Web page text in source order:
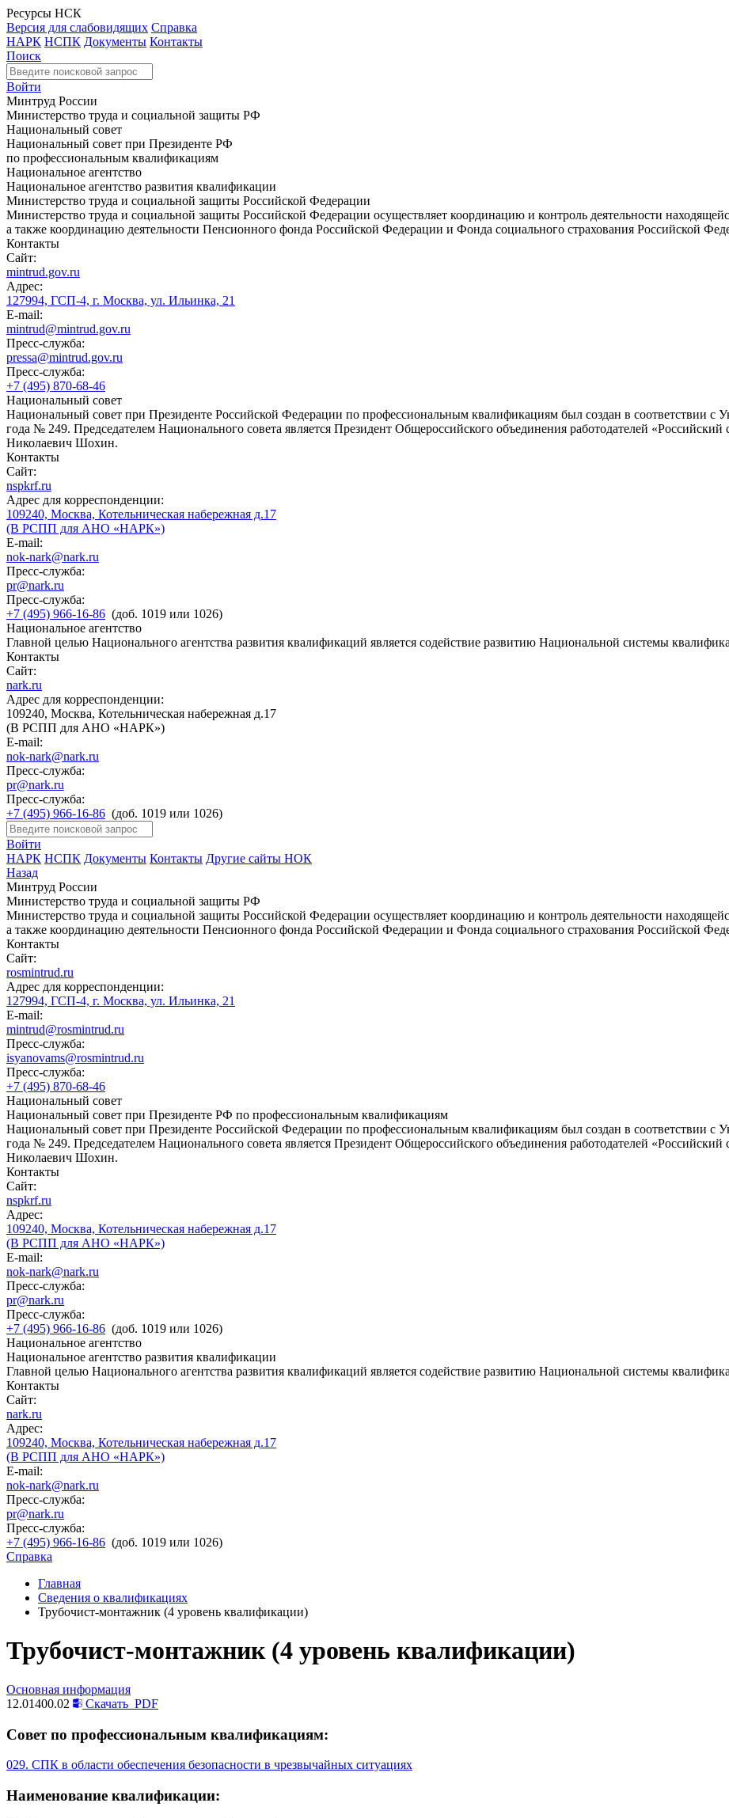
Ресурсы НСК
Версия для слабовидящих Справка
НАРК НСПК Документы Контакты
Поиск
Войти
Минтруд России
Министерство труда и социальной защиты РФ
Национальный совет
Национальный совет при Президенте РФ
по профессиональным квалификациям
Национальное агентство
Национальное агентство развития квалификации
Министерство труда и социальной защиты Российской Федерации
Министерство труда и социальной защиты Российской Федерации осуществляет координацию и контроль деятельности
а также координацию деятельности Пенсионного фонда Российской Федерации и Фонда социального страхования Российской
Контакты
Сайт:
mintrud.gov.ru
Адрес:
127994, ГСП-4, г. Москва, ул. Ильинка, 21
E-mail:
mintrud@mintrud.gov.ru
Пресс-служба:
pressa@mintrud.gov.ru
Пресс-служба:
+7 (495) 870-68-46
Национальный совет
Национальный совет при Президенте Российской Федерации по профессиональным квалификациям был создан в соответствии с
года № 249. Председателем Национального совета является Президент Общероссийского объединения работодателей
Николаевич Шохин.
Контакты
Сайт:
nspkrf.ru
Адрес для корреспонденции:
109240, Москва, Котельническая набережная д.17
(В РСПП для АНО «НАРК»)
E-mail:
nok-nark@nark.ru
Пресс-служба:
pr@nark.ru
Пресс-служба:
+7 (495) 966-16-86 (доб. 1019 или 1026)
Национальное агентство
Главной целью Национального агентства развития квалификаций является содействие развитию Национальной системы
Контакты
Сайт:
nark.ru
Адрес для корреспонденции:
109240, Москва, Котельническая набережная д.17
(В РСПП для АНО «НАРК»)
E-mail:
nok-nark@nark.ru
Пресс-служба:
pr@nark.ru
Пресс-служба:
+7 (495) 966-16-86 (доб. 1019 или 1026)
Войти
НАРК НСПК Документы Контакты Другие сайты НОК
Назад
Минтруд России
Министерство труда и социальной защиты РФ
Министерство труда и социальной защиты Российской Федерации осуществляет координацию и контроль деятельности
а также координацию деятельности Пенсионного фонда Российской Федерации и Фонда социального страхования Российской
Контакты
Сайт:
rosmintrud.ru
Адрес для корреспонденции:
127994, ГСП-4, г. Москва, ул. Ильинка, 21
E-mail:
mintrud@rosmintrud.ru
Пресс-служба:
isyanovams@rosmintrud.ru
Пресс-служба:
+7 (495) 870-68-46
Национальный совет
Национальный совет при Президенте РФ по профессиональным квалификациям
Национальный совет при Президенте Российской Федерации по профессиональным квалификациям был создан в соответствии с
года № 249. Председателем Национального совета является Президент Общероссийского объединения работодателей
Николаевич Шохин.
Контакты
Сайт:
nspkrf.ru
Адрес:
109240, Москва, Котельническая набережная д.17
(В РСПП для АНО «НАРК»)
E-mail:
nok-nark@nark.ru
Пресс-служба:
pr@nark.ru
Пресс-служба:
+7 (495) 966-16-86 (доб. 1019 или 1026)
Национальное агентство
Национальное агентство развития квалификации
Главной целью Национального агентства развития квалификаций является содействие развитию Национальной системы
Контакты
Сайт:
nark.ru
Адрес:
109240, Москва, Котельническая набережная д.17
(В РСПП для АНО «НАРК»)
E-mail:
nok-nark@nark.ru
Пресс-служба:
pr@nark.ru
Пресс-служба:
+7 (495) 966-16-86 (доб. 1019 или 1026)
Справка
Главная
Сведения о квалификациях
Трубочист-монтажник (4 уровень квалификации)
Трубочист-монтажник (4 уровень квалификации)
Основная информация
12.01400.02
Скачать PDF
Совет по профессиональным квалификациям:
029. СПК в области обеспечения безопасности в чрезвычайных ситуациях
Наименование квалификации: